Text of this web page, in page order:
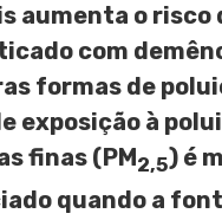
aumenta o risco
com
formas de
exposição à
finas (PM2,5) é
quando a